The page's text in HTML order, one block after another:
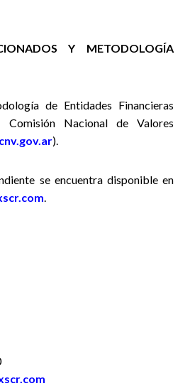
Y METODOLOGÍA
de Entidades Financieras
Comisión Nacional de Valores
).
se encuentra disponible en
.